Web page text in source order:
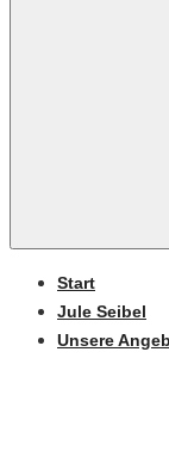
Start
Jule Seibel
Unsere